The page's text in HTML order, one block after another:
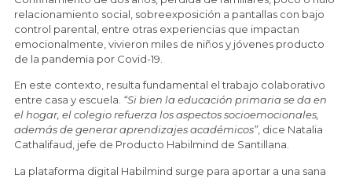
relacionamiento social, sobreexposición a pantallas con bajo
control parental, entre otras experiencias que impactan
emocionalmente, vivieron miles de niños y jóvenes producto
de la pandemia por Covid-19.
En este contexto, resulta fundamental el trabajo colaborativo
entre casa y escuela. “Si bien la educación primaria se da en
el hogar, el colegio refuerza los aspectos socioemocionales,
además de generar aprendizajes académicos”, dice Natalia
Cathalifaud, jefe de Producto Habilmind de Santillana.
La plataforma digital Habilmind surge para aportar a una sana